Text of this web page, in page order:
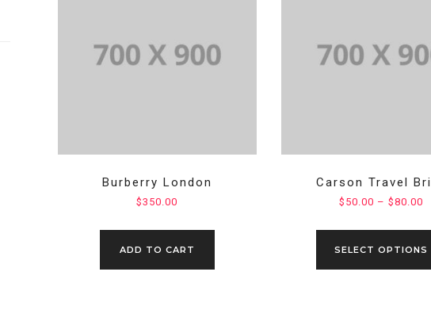
Burberry London
$350.00
ADD TO CART
Carson Travel
$ 50.00 –$80.00
SELECT OPTIONS